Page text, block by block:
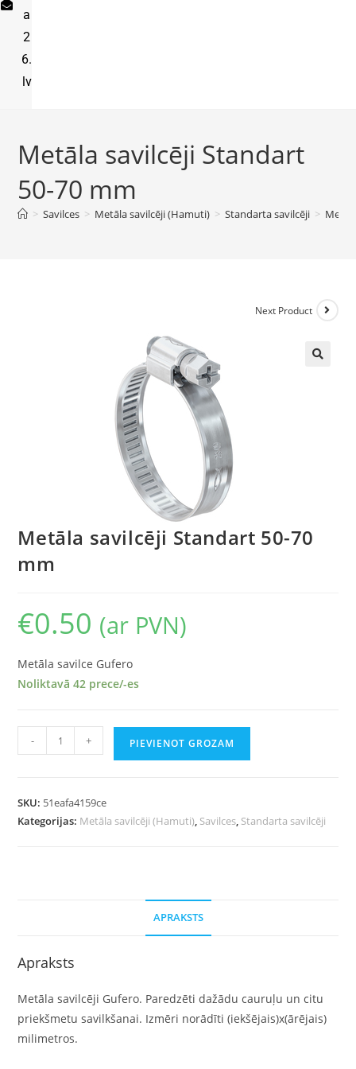
a
2
6.
lv
Metāla savilcēji Standart
50-70 mm
> Savilces > Metāla savilcēji (Hamuti) > Standarta savilcēji >
Next Product
Metāla savilcēji Standart 50-70
mm
€0.50 (ar PVN)
Metāla savilce Gufero
Noliktavā 42 prece/-es
- + PIEVIENOT GROZAM
SKU: 51eafa4159ce
Kategorijas: Metāla savilcēji (Hamuti), Savilces, Standarta savilcēji
APRAKSTS
Apraksts
Metāla savilcēji Gufero. Paredzēti dažādu cauruļu un citu
priekšmetu savilkšanai. Izmēri norādīti (iekšējais)x(ārējais)
milimetros.